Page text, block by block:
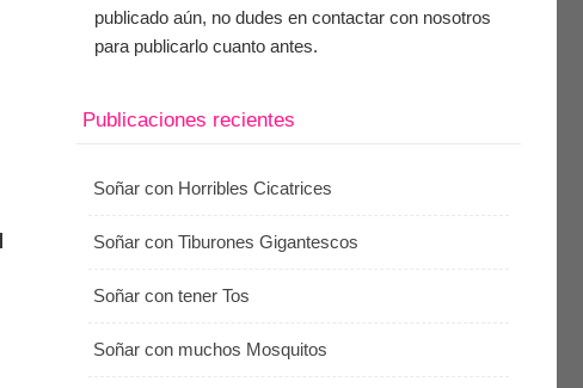
publicado aún, no dudes en contactar con nosotros
para publicarlo cuanto antes.
Publicaciones recientes
Soñar con Horribles Cicatrices
Soñar con Tiburones Gigantescos
Soñar con tener Tos
Soñar con muchos Mosquitos